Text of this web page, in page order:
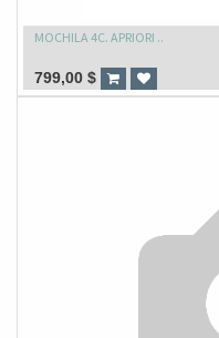
MOCHILA 4C. APRIORI ..
799,00 $